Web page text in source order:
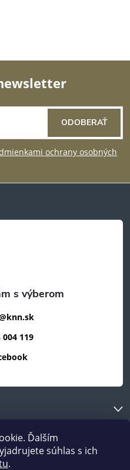
Ďalším
súhlas s ich
.
ochrany osobných
ODOBERAŤ
knn.sk
004 119